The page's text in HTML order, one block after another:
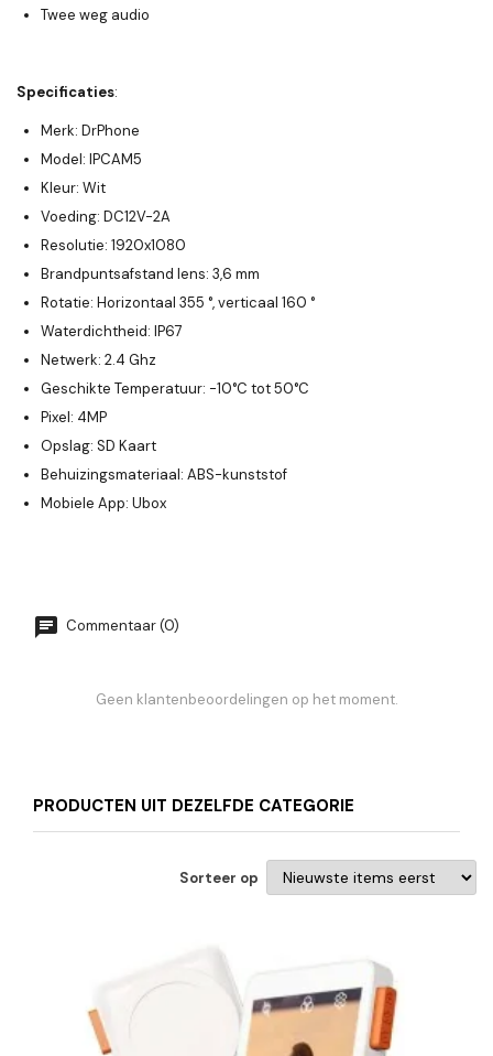
Twee weg audio
Specificaties:
Merk: DrPhone
Model: IPCAM5
Kleur: Wit
Voeding: DC12V-2A
Resolutie: 1920x1080
Brandpuntsafstand lens: 3,6 mm
Rotatie: Horizontaal 355 °, verticaal 160 °
Waterdichtheid: IP67
Netwerk: 2.4 Ghz
Geschikte Temperatuur: -10°C tot 50°C
Pixel: 4MP
Opslag: SD Kaart
Behuizingsmateriaal: ABS-kunststof
Mobiele App: Ubox
Commentaar (0)
Geen klantenbeoordelingen op het moment.
PRODUCTEN UIT DEZELFDE CATEGORIE
Sorteer op